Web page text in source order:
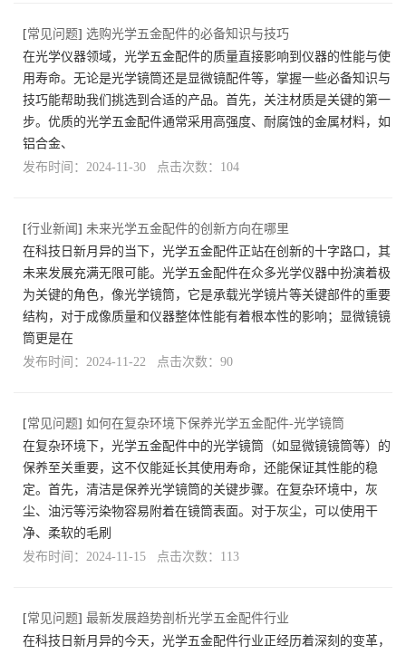
[常见问题] 选购光学五金配件的必备知识与技巧
在光学仪器领域，光学五金配件的质量直接影响到仪器的性能与使
用寿命。无论是光学镜筒还是显微镜配件等，掌握一些必备知识与
技巧能帮助我们挑选到合适的产品。首先，关注材质是关键的第一
步。优质的光学五金配件通常采用高强度、耐腐蚀的金属材料，如
铝合金、
发布时间：2024-11-30 点击次数：104
[行业新闻 ] 未来光学五金配件的创新方向在哪里
在科技日新月异的当下，光学五金配件正站在创新的十字路口，其
未来发展充满无限可能。光学五金配件在众多光学仪器中扮演着极
为关键的角色，像光学镜筒，它是承载光学镜片等关键部件的重要
结构，对于成像质量和仪器整体性能有着根本性的影响；显微镜镜
筒更是在
发布时间：2024-11-22 点击次数：90
[常见问题] 如何在复杂环境下保养光学五金配件-光学镜筒
在复杂环境下，光学五金配件中的光学镜筒（如显微镜镜筒等）的
保养至关重要，这不仅能延长其使用寿命，还能保证其性能的稳
定。首先，清洁是保养光学镜筒的关键步骤。在复杂环境中，灰
尘、油污等污染物容易附着在镜筒表面。对于灰尘，可以使用干
净、柔软的毛刷
发布时间：2024-11-15 点击次数：113
[常见问题] 最新发展趋势剖析光学五金配件行业
在科技日新月异的今天，光学五金配件行业正经历着深刻的变革，